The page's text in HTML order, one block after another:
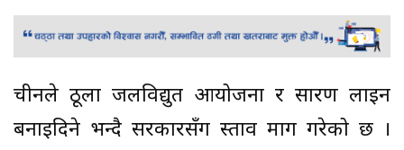
चीनले ठूला जलविद्युत आयोजना र प्रसारण लाइन
बनाइदिने भन्दै सरकारसँग प्रस्ताव माग गरेको छ ।